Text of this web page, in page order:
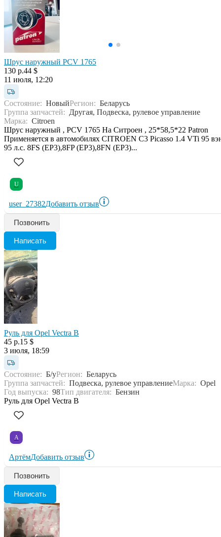
Шрус наружный PCV 1765
130 р.44 $
11 июля, 12:20
Состояние: НовыйРегион: Беларусь
Группа запчастей: Другая, Подвеска, рулевое управление
Марка: Citroen
Шрус наружный , PCV 1765 На Ситроен , 25*58,5*22 Patron
Применяется в автомобилях CITROEN C3 Picasso 1.4 VTi 95
95 л.с. 8FS (EP3),8FP (EP3),8FN (EP3)...
U
user_27382Добавить отзыв
Позвонить
Написать
Руль для Opel Vectra B
45 р.15 $
3 июля, 18:59
Состояние: Б/уРегион: Беларусь
Группа запчастей: Подвеска, рулевое управлениеМарка: Opel
Год выпуска: 98Тип двигателя: Бензин
Руль для Opel Vectra B
А
АртёмДобавить отзыв
Позвонить
Написать